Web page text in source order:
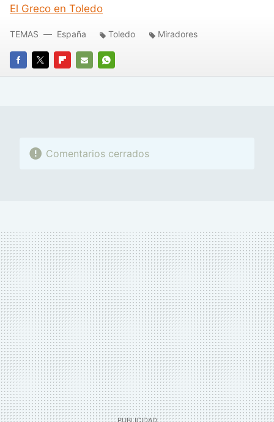
El Greco en Toledo
FACEBOOK
TWITTERFLIPBOARD
E-
WHATSAPP
TEMAS España Toledo Miradores
Comentarios cerrados